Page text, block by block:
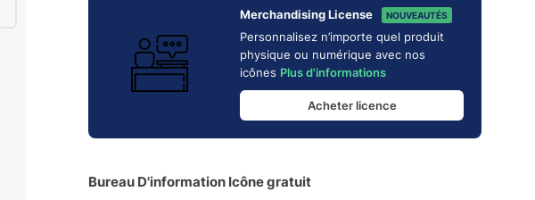
Merchandising License NOUVEAUTÉS
Personnalisez n’importe quel produit
physique ou numérique avec nos
icônes Plus d'informations
Acheter licence
Bureau D'information Icône gratuit